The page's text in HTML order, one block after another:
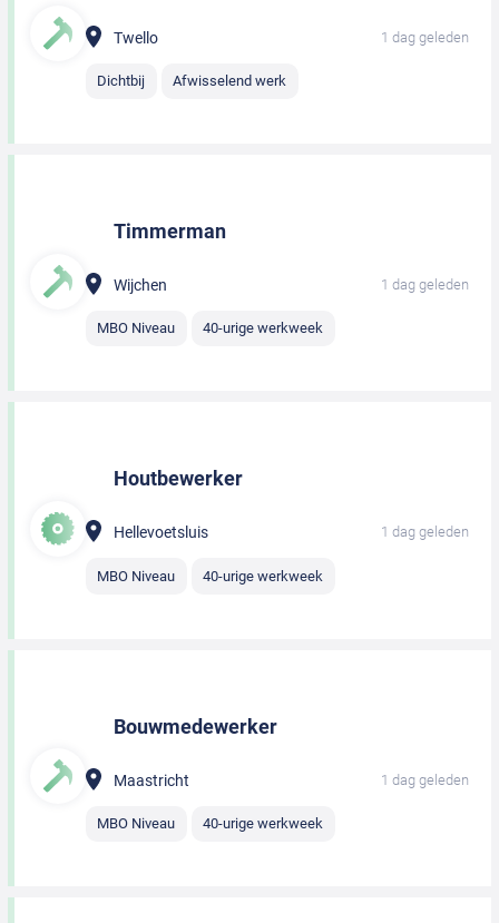
Twello 1 dag geleden
Dichtbij Afwisselend werk
Timmerman
Wijchen 1 dag geleden
MBO Niveau 40-urige werkweek
Houtbewerker
Hellevoetsluis 1 dag geleden
MBO Niveau 40-urige werkweek
Bouwmedewerker
Maastricht 1 dag geleden
MBO Niveau 40-urige werkweek